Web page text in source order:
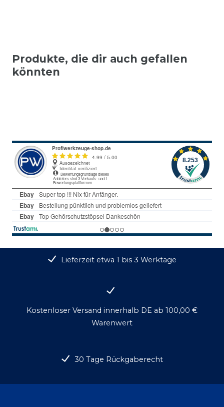
Produkte, die dir auch gefallen
könnten
Lieferzeit etwa 1 bis 3 Werktage
Kostenloser Versand innerhalb DE ab 100,00 €
Warenwert
30 Tage Rückgaberecht